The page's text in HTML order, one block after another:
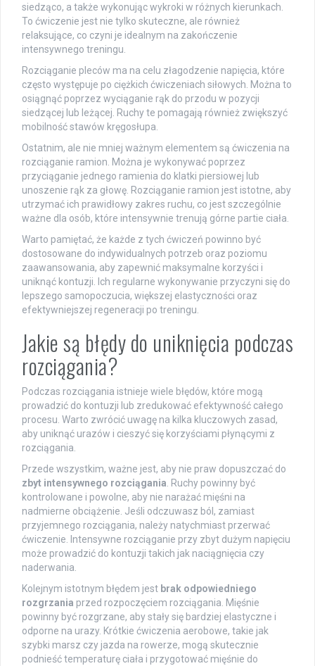
siedząco, a także wykonując wykroki w różnych kierunkach.
To ćwiczenie jest nie tylko skuteczne, ale również
relaksujące, co czyni je idealnym na zakończenie
intensywnego treningu.
Rozciąganie pleców ma na celu złagodzenie napięcia, które
często występuje po ciężkich ćwiczeniach siłowych. Można to
osiągnąć poprzez wyciąganie rąk do przodu w pozycji
siedzącej lub leżącej. Ruchy te pomagają również zwiększyć
mobilność stawów kręgosłupa.
Ostatnim, ale nie mniej ważnym elementem są ćwiczenia na
rozciąganie ramion. Można je wykonywać poprzez
przyciąganie jednego ramienia do klatki piersiowej lub
unoszenie rąk za głowę. Rozciąganie ramion jest istotne, aby
utrzymać ich prawidłowy zakres ruchu, co jest szczególnie
ważne dla osób, które intensywnie trenują górne partie ciała.
Warto pamiętać, że każde z tych ćwiczeń powinno być
dostosowane do indywidualnych potrzeb oraz poziomu
zaawansowania, aby zapewnić maksymalne korzyści i
uniknąć kontuzji. Ich regularne wykonywanie przyczyni się do
lepszego samopoczucia, większej elastyczności oraz
efektywniejszej regeneracji po treningu.
Jakie są błędy do uniknięcia podczas
rozciągania?
Podczas rozciągania istnieje wiele błędów, które mogą
prowadzić do kontuzji lub zredukować efektywność całego
procesu. Warto zwrócić uwagę na kilka kluczowych zasad,
aby uniknąć urazów i cieszyć się korzyściami płynącymi z
rozciągania.
Przede wszystkim, ważne jest, aby nie praw dopuszczać do
zbyt intensywnego rozciągania. Ruchy powinny być
kontrolowane i powolne, aby nie narażać mięśni na
nadmierne obciążenie. Jeśli odczuwasz ból, zamiast
przyjemnego rozciągania, należy natychmiast przerwać
ćwiczenie. Intensywne rozciąganie przy zbyt dużym napięciu
może prowadzić do kontuzji takich jak naciągnięcia czy
naderwania.
Kolejnym istotnym błędem jest brak odpowiedniego
rozgrzania przed rozpoczęciem rozciągania. Mięśnie
powinny być rozgrzane, aby stały się bardziej elastyczne i
odporne na urazy. Krótkie ćwiczenia aerobowe, takie jak
szybki marsz czy jazda na rowerze, mogą skutecznie
podnieść temperaturę ciała i przygotować mięśnie do